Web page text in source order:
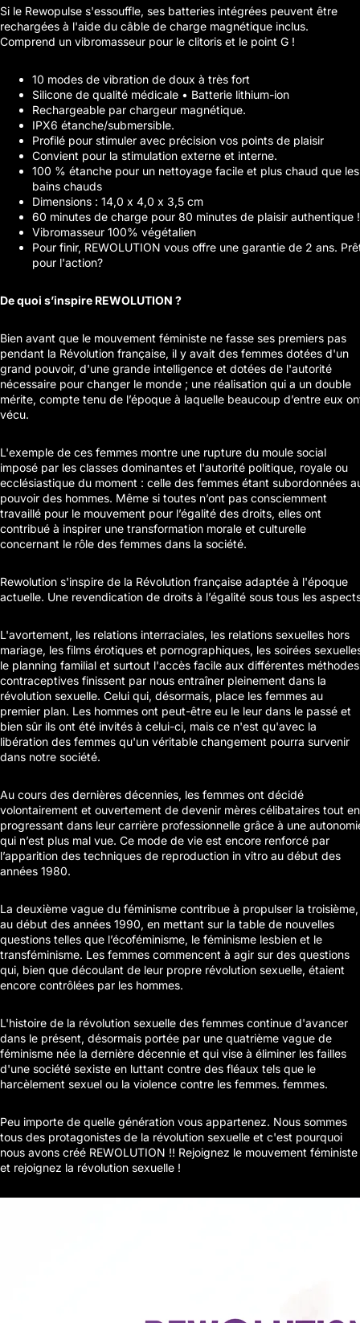
Si le Rewopulse s'essouffle, ses batteries intégrées peuvent être
rechargées à l'aide du câble de charge magnétique inclus.
Comprend un vibromasseur pour le clitoris et le point G !
10 modes de vibration de doux à très fort
Silicone de qualité médicale • Batterie lithium-ion
Rechargeable par chargeur magnétique.
IPX6 étanche/submersible.
Profilé pour stimuler avec précision vos points de plaisir
Convient pour la stimulation externe et interne.
100 % étanche pour un nettoyage facile et plus chaud que les
bains chauds
Dimensions : 14,0 x 4,0 x 3,5 cm
60 minutes de charge pour 80 minutes de plaisir authentique !
Vibromasseur 100% végétalien
Pour finir, REWOLUTION vous offre une garantie de 2 ans.
pour l'action?
De quoi s’inspire REWOLUTION ?
Bien avant que le mouvement féministe ne fasse ses premiers pas
pendant la Révolution française, il y avait des femmes dotées d'un
grand pouvoir, d'une grande intelligence et dotées de l'autorité
nécessaire pour changer le monde ; une réalisation qui a un double
mérite, compte tenu de l’époque à laquelle beaucoup d’entre eux
vécu.
L'exemple de ces femmes montre une rupture du moule social
imposé par les classes dominantes et l'autorité politique, royale ou
ecclésiastique du moment : celle des femmes étant subordonnées
pouvoir des hommes. Même si toutes n’ont pas consciemment
travaillé pour le mouvement pour l’égalité des droits, elles ont
contribué à inspirer une transformation morale et culturelle
concernant le rôle des femmes dans la société.
Rewolution s'inspire de la Révolution française adaptée à l'époque
actuelle. Une revendication de droits à l’égalité sous tous les
L'avortement, les relations interraciales, les relations sexuelles hors
mariage, les films érotiques et pornographiques, les soirées
le planning familial et surtout l'accès facile aux différentes méthodes
contraceptives finissent par nous entraîner pleinement dans la
révolution sexuelle. Celui qui, désormais, place les femmes au
premier plan. Les hommes ont peut-être eu le leur dans le passé et
bien sûr ils ont été invités à celui-ci, mais ce n'est qu'avec la
libération des femmes qu'un véritable changement pourra survenir
dans notre société.
Au cours des dernières décennies, les femmes ont décidé
volontairement et ouvertement de devenir mères célibataires tout en
progressant dans leur carrière professionnelle grâce à une
qui n’est plus mal vue. Ce mode de vie est encore renforcé par
l’apparition des techniques de reproduction in vitro au début des
années 1980.
La deuxième vague du féminisme contribue à propulser la troisième,
au début des années 1990, en mettant sur la table de nouvelles
questions telles que l’écoféminisme, le féminisme lesbien et le
transféminisme. Les femmes commencent à agir sur des questions
qui, bien que découlant de leur propre révolution sexuelle, étaient
encore contrôlées par les hommes.
L'histoire de la révolution sexuelle des femmes continue d'avancer
dans le présent, désormais portée par une quatrième vague de
féminisme née la dernière décennie et qui vise à éliminer les failles
d'une société sexiste en luttant contre des fléaux tels que le
harcèlement sexuel ou la violence contre les femmes. femmes.
Peu importe de quelle génération vous appartenez. Nous sommes
tous des protagonistes de la révolution sexuelle et c'est pourquoi
nous avons créé REWOLUTION !! Rejoignez le mouvement féministe
et rejoignez la révolution sexuelle !